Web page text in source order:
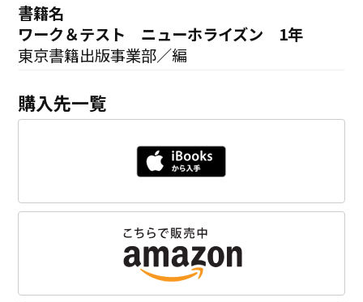
書籍名
ワーク＆テスト ニューホライズン 1年
東京書籍出版事業部／編
購入先一覧